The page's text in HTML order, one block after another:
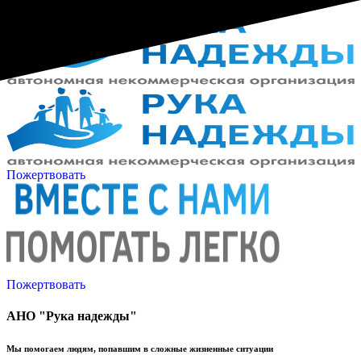
Пожертвовать
Пожертвовать
АНО "Рука надежды"
Мы помогаем людям, попавшим в сложные жизненные ситуации